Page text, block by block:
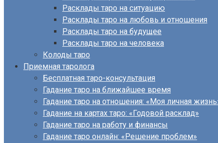
Расклады таро на ситуацию
Расклады таро на любовь и отношения
Расклады таро на будущее
Расклады таро на человека
Колоды таро
Приемная таролога
Бесплатная таро-консультация
Гадание таро на ближайшее время
Гадание таро на отношения: «Моя личная
Гадание на картах таро: «Годовой расклад»
Гадание таро на работу и финансы
Гадание таро онлайн: «Решение проблем»